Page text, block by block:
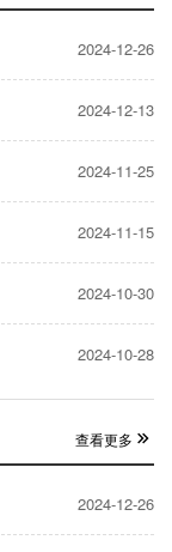
2024-12-26
2024-12-13
2024-11-25
2024-11-15
2024-10-30
2024-10-28
查看更多
2024-12-26